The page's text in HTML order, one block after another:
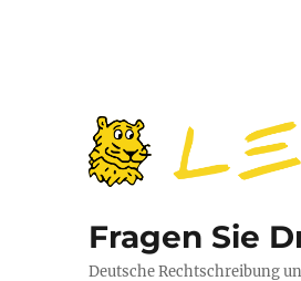
Fragen Sie
Deutsche Rechtschreibung